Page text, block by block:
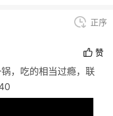
正序
赞
，吃的相当过瘾，联